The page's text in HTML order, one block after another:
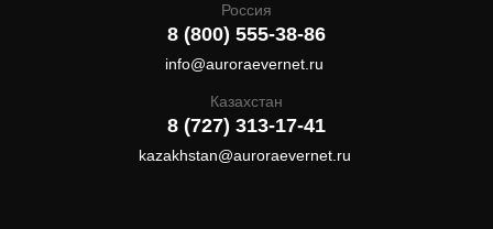
Россия
8 (800) 555-38-86
info@auroraevernet.ru
Казахстан
8 (727) 313-17-41
kazakhstan@auroraevernet.ru